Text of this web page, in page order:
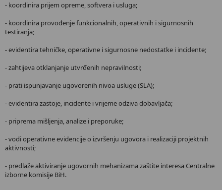
- koordinira prijem opreme, softvera i usluga;
- koordinira provođenje funkcionalnih, operativnih i sigurnosnih
testiranja;
- evidentira tehničke, operativne i sigurnosne nedostatke i incidente;
- zahtijeva otklanjanje utvrđenih nepravilnosti;
- prati ispunjavanje ugovorenih nivoa usluge (SLA);
- evidentira zastoje, incidente i vrijeme odziva dobavljača;
- priprema mišljenja, analize i preporuke;
- vodi operativne evidencije o izvršenju ugovora i realizaciji projektnih
aktivnosti;
- predlaže aktiviranje ugovornih mehanizama zaštite interesa Centralne
izborne komisije BiH.